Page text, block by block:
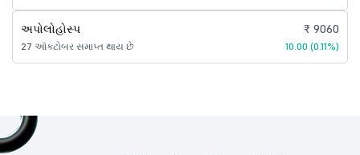
અપોલોહોસ્પ
27 ઑક્ટોબર સમાપ્ત થાય છે
₹ 9060
10.00 (0.11%)